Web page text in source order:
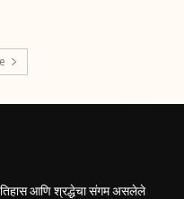
इतिहास आणि श्रद्धेचा संगम असलेले